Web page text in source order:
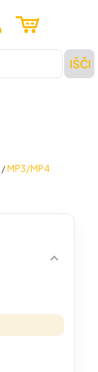
IŠČI
/MP3/MP4